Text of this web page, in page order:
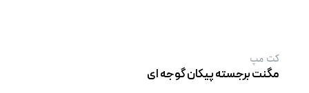
کت‌ مپ
مگنت برجسته پیکان گوجه ‌ای